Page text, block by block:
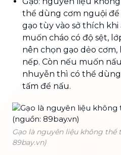
thể dùng cơm nguội để
gạo tùy vào sở thích
muốn cháo có độ sệt,
nên chọn gạo dẻo
nếp. Còn nếu muốn
nhuyễn thì có thể
tấm để nấu.
Gạo là nguyên liệu không thể
89bay.vn)